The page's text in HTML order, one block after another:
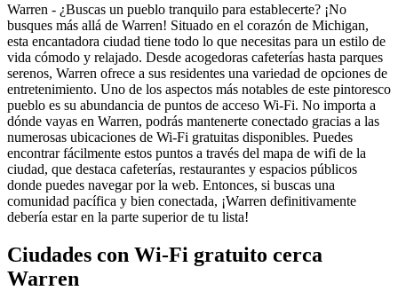
Warren - ¿Buscas un pueblo tranquilo para establecerte? ¡No
busques más allá de Warren! Situado en el corazón de Michigan,
esta encantadora ciudad tiene todo lo que necesitas para un estilo de
vida cómodo y relajado. Desde acogedoras cafeterías hasta parques
serenos, Warren ofrece a sus residentes una variedad de opciones de
entretenimiento. Uno de los aspectos más notables de este pintoresco
pueblo es su abundancia de puntos de acceso Wi-Fi. No importa a
dónde vayas en Warren, podrás mantenerte conectado gracias a las
numerosas ubicaciones de Wi-Fi gratuitas disponibles. Puedes
encontrar fácilmente estos puntos a través del mapa de wifi de la
ciudad, que destaca cafeterías, restaurantes y espacios públicos
donde puedes navegar por la web. Entonces, si buscas una
comunidad pacífica y bien conectada, ¡Warren definitivamente
debería estar en la parte superior de tu lista!
Ciudades con Wi-Fi gratuito cerca
Warren